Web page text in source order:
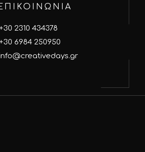
+30 2310 434378
+30 6984 250950